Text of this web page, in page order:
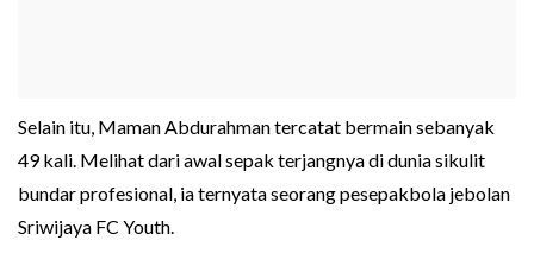
Selain itu, Maman Abdurahman tercatat bermain sebanyak
49 kali. Melihat dari awal sepak terjangnya di dunia sikulit
bundar profesional, ia ternyata seorang pesepakbola jebolan
Sriwijaya FC Youth.